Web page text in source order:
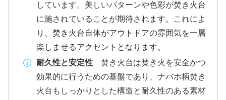
しています。美しいパターンや色彩が焚き火台
に施されていることが期待されます。これによ
り、焚き火台自体がアウトドアの雰囲気を一層
楽しませるアクセントとなります。
耐久性と安定性焚き火台は焚き火を安全かつ
効果的に行うための基盤であり、ナバホ柄焚き
火台もしっかりとした構造と耐久性のある素材